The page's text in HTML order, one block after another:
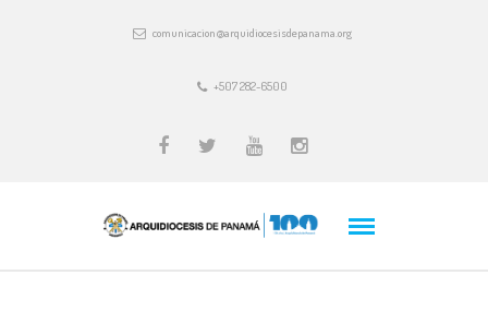
comunicacion@arquidiocesisdepanama.org
+507 282-6500